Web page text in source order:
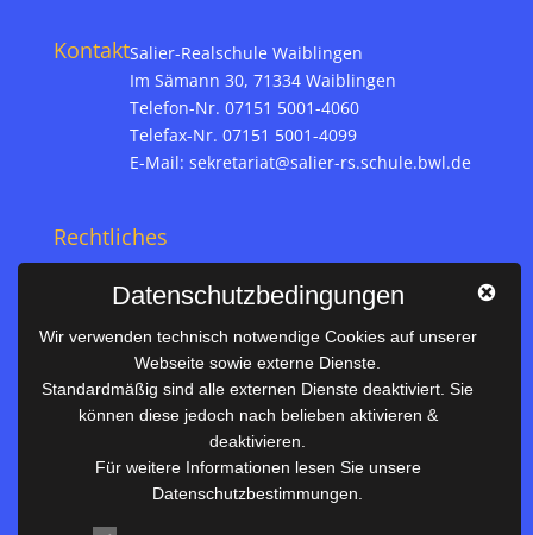
KontaktSalier-Realschule Waiblingen
Im Sämann 30, 71334 Waiblingen
Telefon-Nr. 07151 5001-4060
Telefax-Nr. 07151 5001-4099
E-Mail: sekretariat@salier-rs.schule.bwl.de
Rechtliches
Datenschutz
Nützliches
Vertretungsplan
Unterrichtszeiten
Downloadbereich
Datenschutzbedingungen
Wir verwenden technisch notwendige Cookies auf unserer
Webseite sowie externe Dienste.
Standardmäßig sind alle externen Dienste deaktiviert. Sie
können diese jedoch nach belieben aktivieren &
deaktivieren.
Für weitere Informationen lesen Sie unsere
Datenschutzbestimmungen.